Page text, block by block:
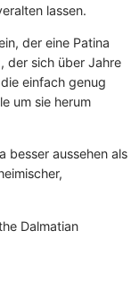
lassen.
der eine Patina
der sich über Jahre
einfach genug
um sie herum
besser aussehen als